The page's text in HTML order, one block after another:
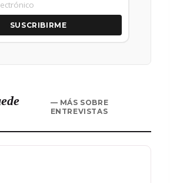
SUSCRIBIRME
— MÁS SOBRE
ENTREVISTAS